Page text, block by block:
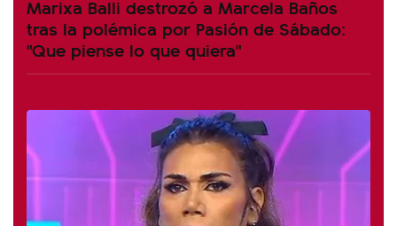
Marixa Balli destrozó a Marcela Baños
tras la polémica por Pasión de Sábado:
"Que piense lo que quiera"